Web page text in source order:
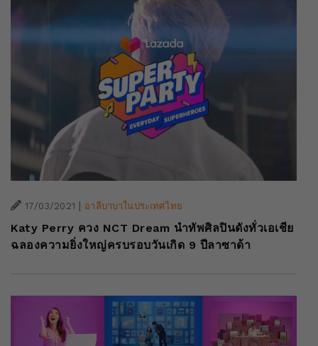
17/03/2021 | อาลีบาบาในประเทศไทย
Katy Perry ควง NCT Dream นำทัพศิลปินดังทั่วเอเชีย
ฉลองความยิ่งใหญ่ครบรอบวันเกิด 9 ปีลาซาด้า